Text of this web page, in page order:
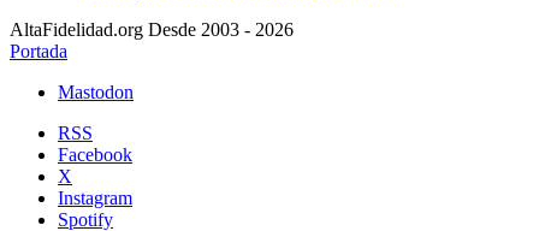
AltaFidelidad.org Desde 2003 - 2026
Portada
Mastodon
RSS
Facebook
X
Instagram
Spotify